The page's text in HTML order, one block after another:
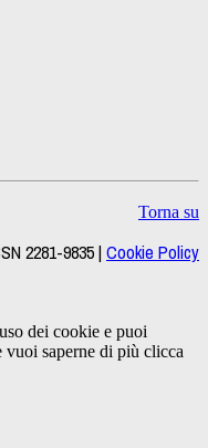
Torna su
2281-9835 | Cookie Policy
dei cookie e puoi
saperne di più clicca